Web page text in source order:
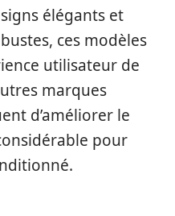
élégants et
ces modèles
utilisateur de
marques
d’améliorer le
pour